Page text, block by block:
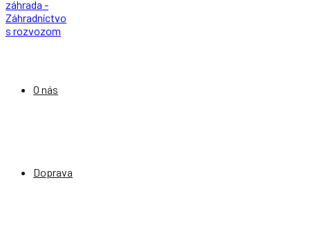
O nás
Doprava